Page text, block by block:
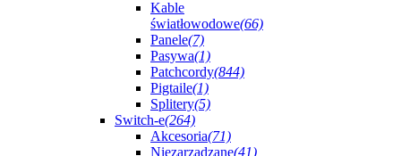
Kable
światłowodowe(66)
Panele(7)
Pasywa(1)
Patchcordy(844)
Pigtaile(1)
Splitery(5)
Switch-e(264)
Akcesoria(71)
Niezarządzane(41)